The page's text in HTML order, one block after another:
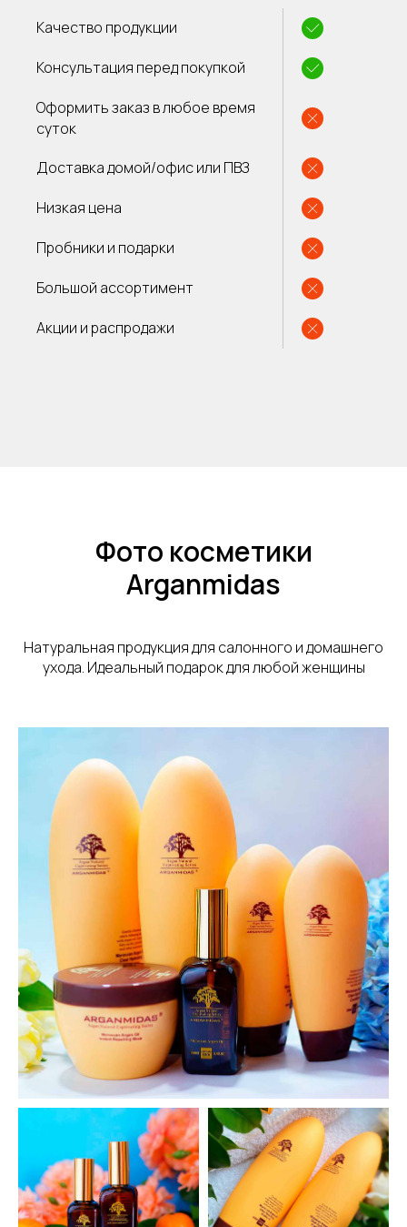
Качество продукции
Консультация перед покупкой
Оформить заказ в любое время
суток
Доставка домой/офис или ПВЗ
Низкая цена
Пробники и подарки
Большой ассортимент
Акции и распродажи
Фото косметики
Arganmidas
Натуральная продукция для салонного и домашнего
ухода. Идеальный подарок для любой женщины